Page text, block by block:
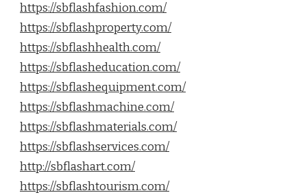
https://sbflashfashion.com/
https://sbflashproperty.com/
https://sbflashhealth.com/
https://sbflasheducation.com/
https://sbflashequipment.com/
https://sbflashmachine.com/
https://sbflashmaterials.com/
https://sbflashservices.com/
http://sbflashart.com/
https://sbflashtourism.com/